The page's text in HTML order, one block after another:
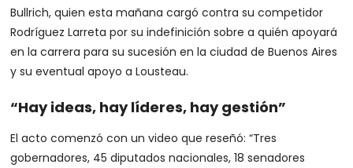
Bullrich, quien esta mañana cargó contra su competidor
Rodríguez Larreta por su indefinición sobre a quién apoyará
en la carrera para su sucesión en la ciudad de Buenos Aires
y su eventual apoyo a Lousteau.
“Hay ideas, hay líderes, hay gestión”
El acto comenzó con un video que reseñó: “Tres
gobernadores, 45 diputados nacionales, 18 senadores